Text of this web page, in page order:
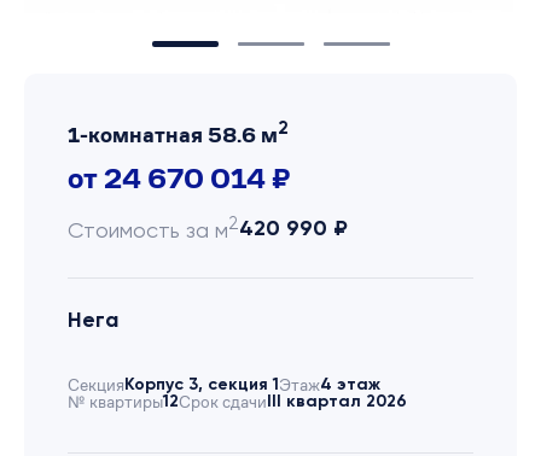
1-комнатная 58.6 м2
от 24 670 014 ₽
Стоимость за м2420 990 ₽
Нега
СекцияКорпус 3, секция 1Этаж4 этаж
№ квартиры12Срок сдачиIII квартал 2026